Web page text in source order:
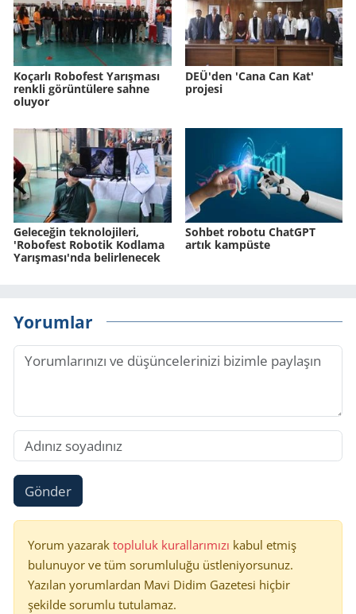
Koçarlı Robofest Yarışması
renkli görüntülere sahne
oluyor
DEÜ'den 'Cana Can Kat'
projesi
Geleceğin teknolojileri,
'Robofest Robotik Kodlama
Yarışması'nda belirlenecek
Sohbet robotu ChatGPT
artık kampüste
Yorumlar
Gönder
Yorum yazarak topluluk kurallarımızı kabul etmiş
bulunuyor ve tüm sorumluluğu üstleniyorsunuz.
Yazılan yorumlardan Mavi Didim Gazetesi hiçbir
şekilde sorumlu tutulamaz.